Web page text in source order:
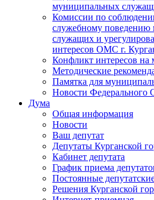
муниципальных
Комиссии по
служебному
служащих и
интересов ОМС г.
Конфликт интересов
Методические
Памятка для
Новости Федерального
Дума
Общая информация
Новости
Ваш депутат
Депутаты Курганской
Кабинет депутата
График приема
Постоянные
Решения Курганской